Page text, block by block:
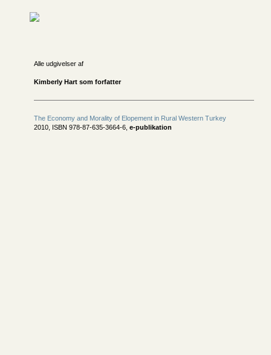
Alle udgivelser af
Kimberly Hart som forfatter
The Economy and Morality of Elopement in Rural Western Turkey
2010, ISBN 978-87-635-3664-6, e-publikation